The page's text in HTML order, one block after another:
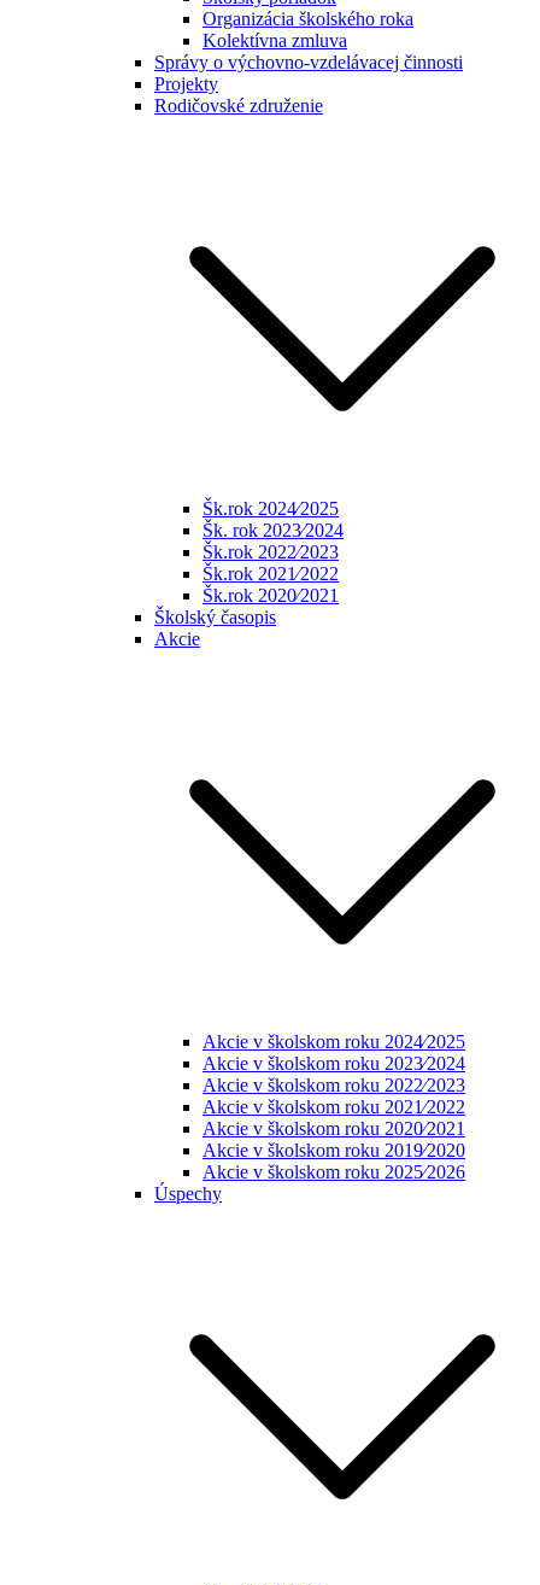
Organizácia školského roka
Kolektívna zmluva
Správy o výchovno-vzdelávacej činnosti
Projekty
Rodičovské združenie
Šk.rok 2024⁄2025
Šk. rok 2023⁄2024
Šk.rok 2022⁄2023
Šk.rok 2021⁄2022
Šk.rok 2020⁄2021
Školský časopis
Akcie
Akcie v školskom roku 2024⁄2025
Akcie v školskom roku 2023⁄2024
Akcie v školskom roku 2022⁄2023
Akcie v školskom roku 2021⁄2022
Akcie v školskom roku 2020⁄2021
Akcie v školskom roku 2019⁄2020
Akcie v školskom roku 2025⁄2026
Úspechy